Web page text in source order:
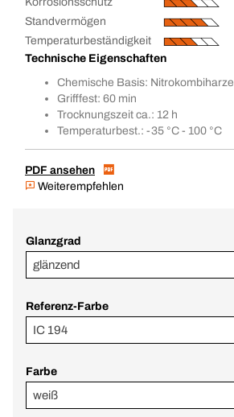
Standvermögen
Temperaturbeständigkeit
Technische Eigenschaften
Chemische Basis: Nitrokombiharze
Grifffest: 60 min
Trocknungszeit ca.: 12 h
Temperaturbest.: -35 °C - 100 °C
PDF ansehen
Weiterempfehlen
Glanzgrad
glänzend
Referenz-Farbe
IC 194
Farbe
weiß